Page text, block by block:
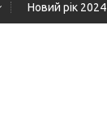
Новий рік 2024